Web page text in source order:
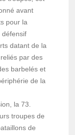
avant
pour la
défensif
datant de la
par des
barbelés et
de la
la 73.
troupes de
de